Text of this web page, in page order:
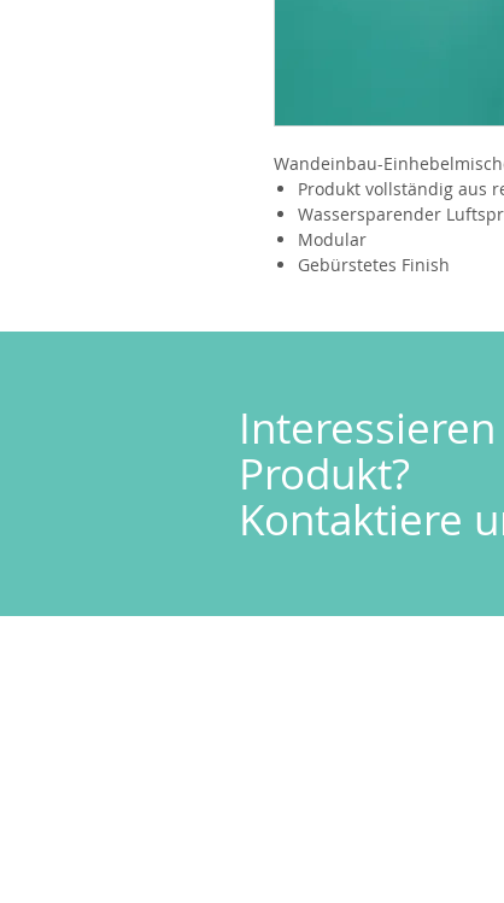
Wandeinbau-
Produkt vollständig aus
Wassersparender
Modular
Gebürstetes Finish
Produkt?
Kontaktiere